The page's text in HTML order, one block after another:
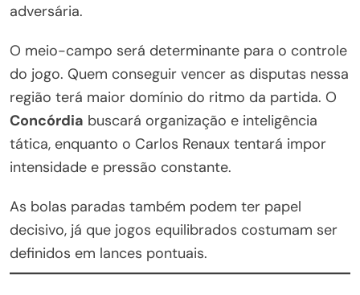
adversária.
O meio-campo será determinante para o controle
do jogo. Quem conseguir vencer as disputas nessa
região terá maior domínio do ritmo da partida. O
Concórdia buscará organização e inteligência
tática, enquanto o Carlos Renaux tentará impor
intensidade e pressão constante.
As bolas paradas também podem ter papel
decisivo, já que jogos equilibrados costumam ser
definidos em lances pontuais.